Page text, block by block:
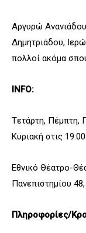
Αργυρώ
Δημητριάδου,
πολλοί ακόμα
INFO:
Tετάρτη, Πέμπτη,
Κυριακή στις 19:00
Εθνικό Θέατρο-
Πανεπιστημίου
Πληροφορίες/